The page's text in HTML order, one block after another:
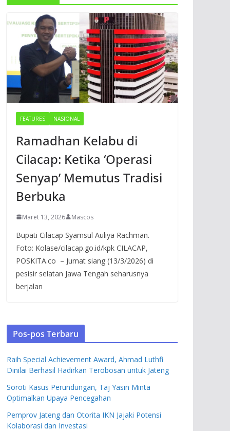
FEATURES NASIONAL
Ramadhan Kelabu di
Cilacap: Ketika ‘Operasi
Senyap’ Memutus Tradisi
Berbuka
Maret 13, 2026 Mascos
Bupati Cilacap Syamsul Auliya Rachman.
Foto: Kolase/cilacap.go.id/kpk CILACAP,
POSKITA.co – Jumat siang (13/3/2026) di
pesisir selatan Jawa Tengah seharusnya
berjalan
Pos-pos Terbaru
Raih Special Achievement Award, Ahmad Luthfi
Dinilai Berhasil Hadirkan Terobosan untuk Jateng
Soroti Kasus Perundungan, Taj Yasin Minta
Optimalkan Upaya Pencegahan
Pemprov Jateng dan Otorita IKN Jajaki Potensi
Kolaborasi dan Investasi